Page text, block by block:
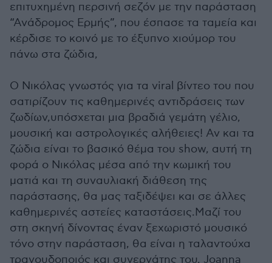
επιτυχημένη περσινή σεζόν με την παράσταση
“Ανάδρομος Ερμής”, που έσπασε τα ταμεία και
κέρδισε το κοινό με το έξυπνο χιούμορ του
πάνω στα ζώδια,
Ο Νικόλας γνωστός για τα viral βίντεο του που
σατιρίζουν τις καθημερινές αντιδράσεις των
ζωδίων,υπόσχεται μια βραδιά γεμάτη γέλιο,
μουσική και αστρολογικές αλήθειες! Αν και τα
ζώδια είναι το βασικό θέμα του show, αυτή τη
φορά ο Νικόλας μέσα από την κωμική του
ματιά και τη συναυλιακή διάθεση της
παράστασης, θα μας ταξιδέψει και σε άλλες
καθημερινές αστείες καταστάσεις.Μαζί του
στη σκηνή δίνοντας έναν ξεχωριστό μουσικό
τόνο στην παράσταση, θα είναι η ταλαντούχα
τραγουδοποιός και συνεργάτης του, Joanna